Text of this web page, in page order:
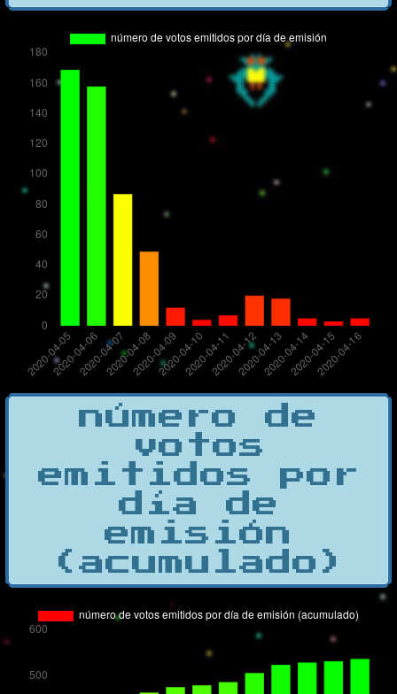
número de
votos
emitidos por
día de
emisión
(acumulado)